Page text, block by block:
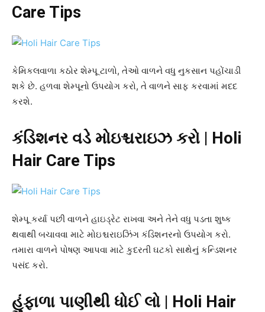
Care Tips
કેમિકલવાળા કઠોર શેમ્પૂ ટાળો, તેઓ વાળને વધુ નુકસાન પહોંચાડી
શકે છે. હળવા શેમ્પૂનો ઉપયોગ કરો, તે વાળને સાફ કરવામાં મદદ
કરશે.
કંડિશનર વડે મોઇશ્ચરાઇઝ કરો | Holi
Hair Care Tips
શેમ્પૂ કર્યા પછી વાળને હાઇડ્રેટ રાખવા અને તેને વધુ પડતા શુષ્ક
થવાથી બચાવવા માટે મોઇશ્ચરાઇઝિંગ કંડિશનરનો ઉપયોગ કરો.
તમારા વાળને પોષણ આપવા માટે કુદરતી ઘટકો સાથેનું કન્ડિશનર
પસંદ કરો.
હુંફાળા પાણીથી ધોઈ લો | Holi Hair